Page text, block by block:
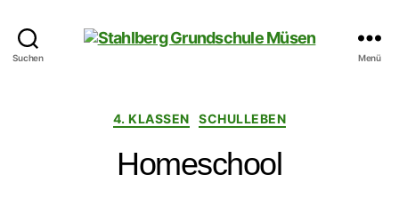
Suchen Menü
Kategorien
4. KLASSEN SCHULLEBEN
Homeschool